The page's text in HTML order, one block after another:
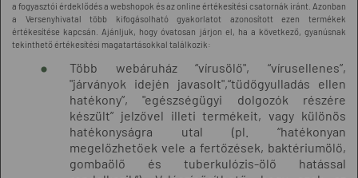
a fogyasztói érdeklődés a webshopok és az online értékesítési csatornák iránt. Azonban
a Versenyhivatal több kifogásolható gyakorlatot azonosított ezen termékek
értékesítése kapcsán. Ajánljuk, hogy óvatosan járjon el, ha a következő, gyanúsnak
tekinthető értékesítési magatartásokkal találkozik:
Több webáruház “vírusölő", “vírusellenes”,
"járványok idején javasolt",“tüdőgyulladás ellen
hatékony”, "egészségügyi dolgozók részére
készült” jelzővel illeti termékeit, vagy különös
hatékonyságra utal (pl. “hatékonyan
megelőzhetőek vele a fertőzések, baktériumölő,
gombaölő és tuberkulózis-ölő hatással